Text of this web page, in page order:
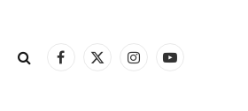
Facebook
X
InstagramYouTube